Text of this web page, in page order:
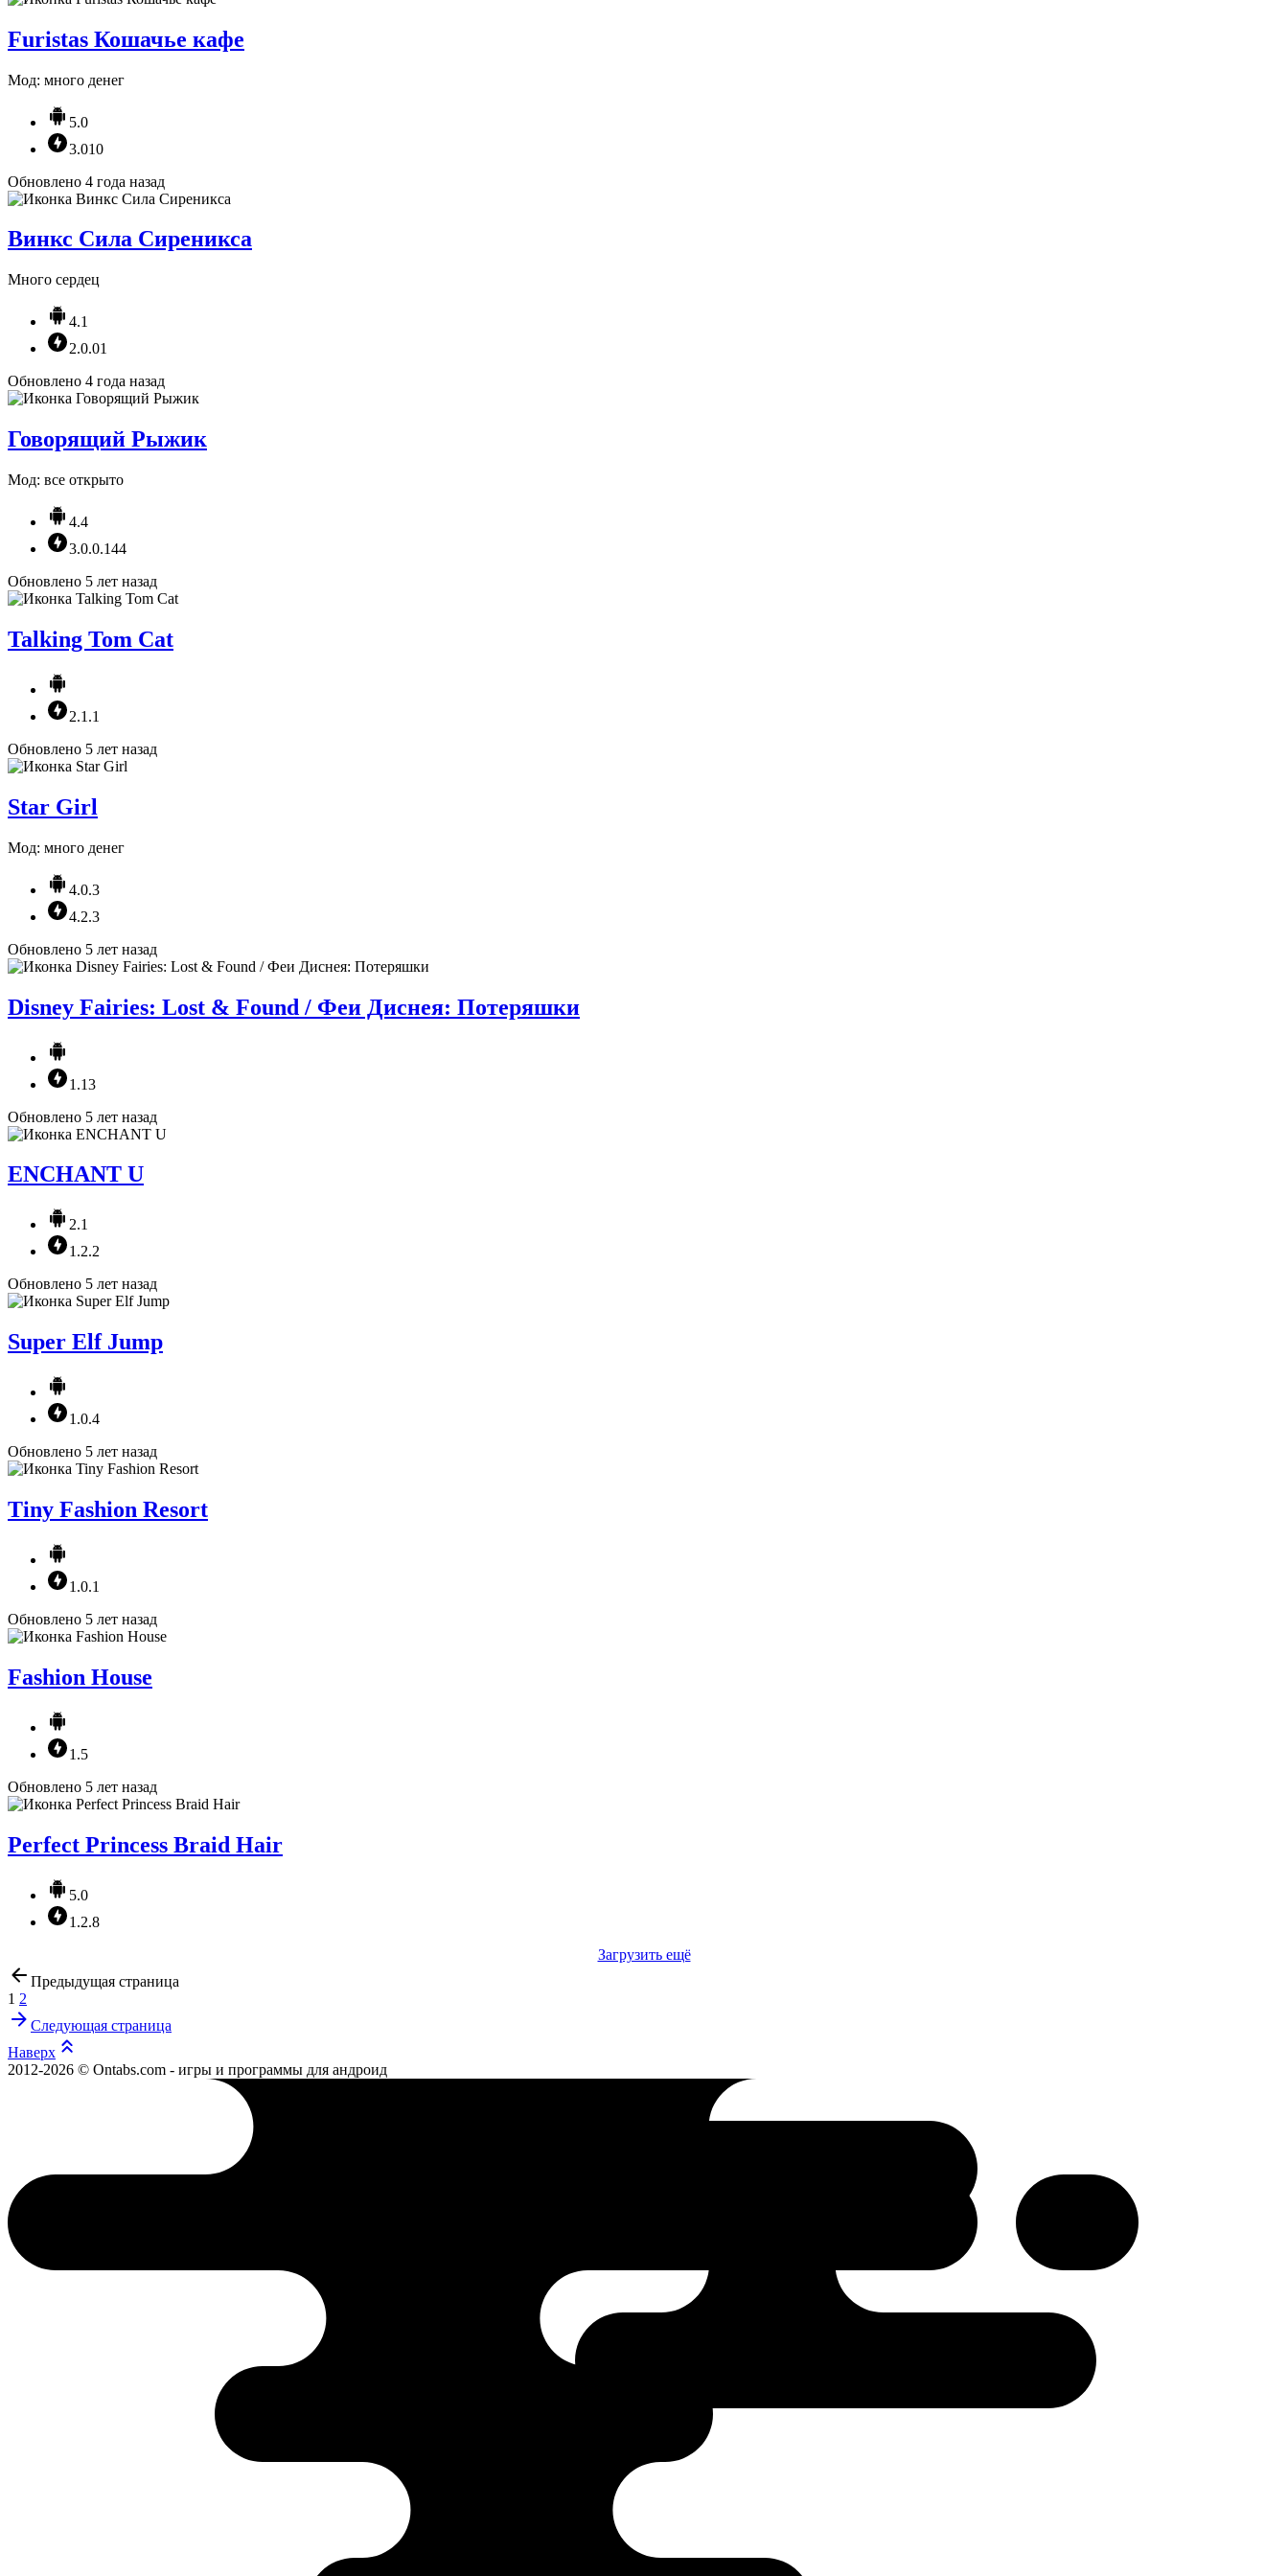
Furistas Кошачье кафе
Мод: много денег
5.0
3.010
Обновлено 4 года назад
Винкс Сила Сиреникса
Много сердец
4.1
2.0.01
Обновлено 4 года назад
Говорящий Рыжик
Мод: все открыто
4.4
3.0.0.144
Обновлено 5 лет назад
Talking Tom Cat
2.1.1
Обновлено 5 лет назад
Star Girl
Мод: много денег
4.0.3
4.2.3
Обновлено 5 лет назад
Disney Fairies: Lost & Found / Феи Диснея: Потеряшки
1.13
Обновлено 5 лет назад
ENCHANT U
2.1
1.2.2
Обновлено 5 лет назад
Super Elf Jump
1.0.4
Обновлено 5 лет назад
Tiny Fashion Resort
1.0.1
Обновлено 5 лет назад
Fashion House
1.5
Обновлено 5 лет назад
Perfect Princess Braid Hair
5.0
1.2.8
Загрузить ещё
Предыдущая страница
1 2
Следующая страница
Наверх
2012-2026 © Ontabs.com - игры и программы для андроид